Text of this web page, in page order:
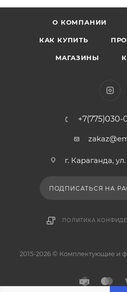
О КОМПАНИИ
КАК КУПИТЬ
МАГАЗИНЫ
+7(775)030-
г. Караганда,
ПОДПИСАТЬСЯ НА
ПОЛИТИКА
2015-2026 © Комплектующие и